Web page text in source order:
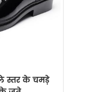
स्तर के चमड़े